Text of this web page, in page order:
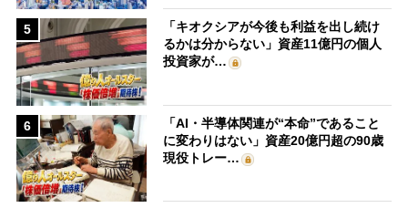
5
「キオクシアが今後も利益を出し続け
るかは分からない」資産11億円の個人
投資家が…
6
「AI・半導体関連が“本命”であること
に変わりはない」資産20億円超の90歳
現役トレー…